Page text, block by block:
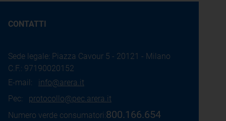
CONTATTI
Sede legale: Piazza Cavour 5 - 20121 - Milano
C.F.: 97190020152
E-mail: info@arera.it
Pec: protocollo@pec.arera.it
Numero verde consumatori:800.166.654